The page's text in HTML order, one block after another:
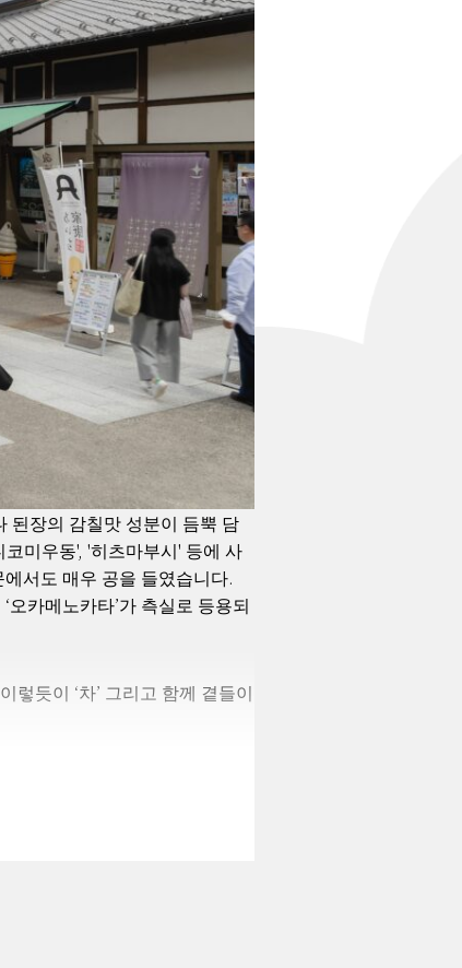
된장의 감칠맛 성분이 듬뿍 담
미우동', '히츠마부시' 등에 사
서도 매우 공을 들였습니다.
오카메노카타’가 측실로 등용되
듯이 ‘차’ 그리고 함께 곁들이
야의 주조업은 에도시대부터